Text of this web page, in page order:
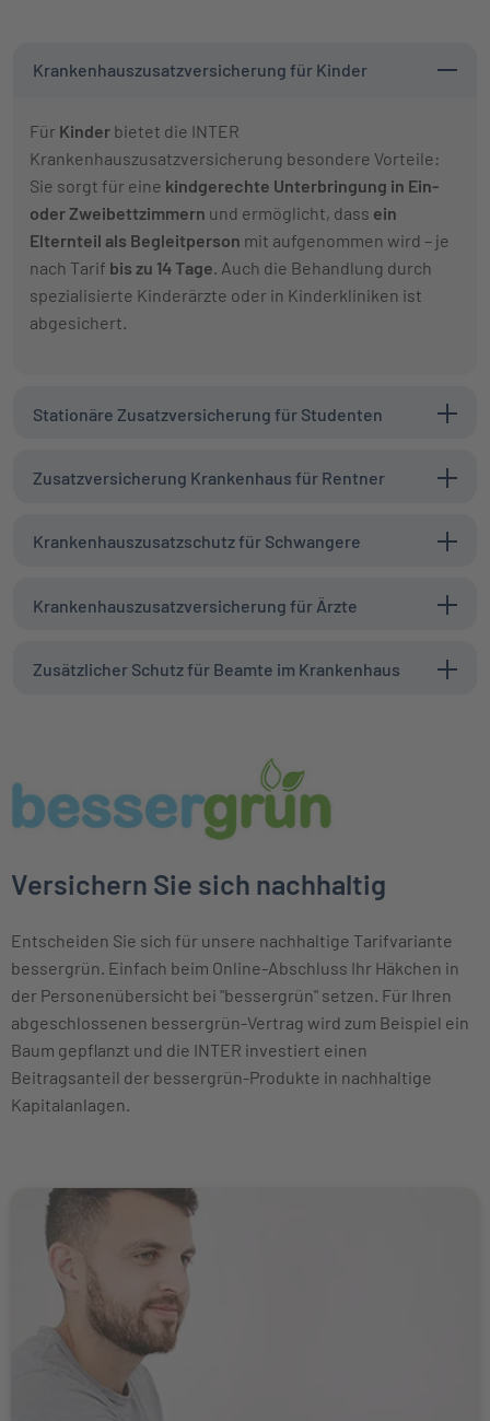
Krankenhauszusatzversicherung für Kinder
Für Kinder bietet die INTER
Krankenhauszusatzversicherung besondere Vorteile:
Sie sorgt für eine kindgerechte Unterbringung in Ein-
oder Zweibettzimmern und ermöglicht, dass ein
Elternteil als Begleitperson mit aufgenommen wird – je
nach Tarif bis zu 14 Tage. Auch die Behandlung durch
spezialisierte Kinderärzte oder in Kinderkliniken ist
abgesichert.
Stationäre Zusatzversicherung für Studenten
Zusatzversicherung Krankenhaus für Rentner
Krankenhauszusatzschutz für Schwangere
Krankenhauszusatzversicherung für Ärzte
Zusätzlicher Schutz für Beamte im Krankenhaus
Versichern Sie sich nachhaltig
Entscheiden Sie sich für unsere nachhaltige Tarifvariante
bessergrün. Einfach beim Online-Abschluss Ihr Häkchen in
der Personenübersicht bei "bessergrün" setzen. Für Ihren
abgeschlossenen bessergrün-Vertrag wird zum Beispiel ein
Baum gepflanzt und die INTER investiert einen
Beitragsanteil der bessergrün-Produkte in nachhaltige
Kapitalanlagen.